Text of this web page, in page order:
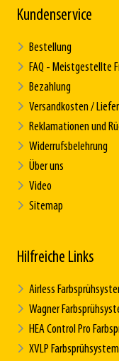
Kundenservice
Bestellung
FAQ - Meistgestellte
Bezahlung
Versandkosten /
Reklamationen und
Widerrufsbelehrung
Über uns
Video
Sitemap
Hilfreiche Links
Airless
Wagner
HEA Control Pro
XVLP Farbsprühsystem